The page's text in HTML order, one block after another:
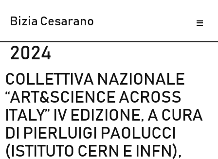
Bizia Cesarano
2024
COLLETTIVA NAZIONALE
“ART&SCIENCE ACROSS
ITALY” IV EDIZIONE, A CURA
DI PIERLUIGI PAOLUCCI
(ISTITUTO CERN E INFN),